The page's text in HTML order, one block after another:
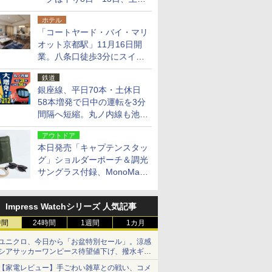
14日・15日
ホテル
「コートヤード・バイ・マリ
オット京都駅」11月16日開
業。八条口徒歩3分にスイー
ト含む全270室、ダイニング
も併設
鉄道
銀座線、平日70本・土休日
58本増発で日中の運転を3分
間隔へ短縮。丸ノ内線も池袋
～中野坂上を4分間隔に
アウトドア
本日発売「キャプテンスタッ
グ」ショルダーポーチ＆調光
サングラス付録、MonoMax
Impress Watchシリーズ 人気記事
24時間 1週間 1カ月
ニクロ、今日から「お盆特別セール」。涼感
アサッカーワンピース待望値下げ、撥水ギア
ョーツは1990円に
家電レビュー】手ごわい雑草との戦い、コメ